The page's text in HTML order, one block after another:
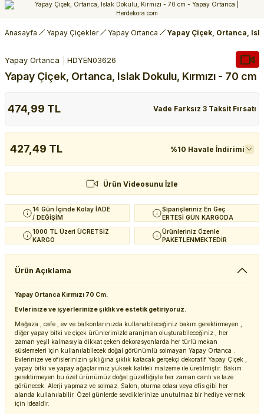
Anasayfa Yapay Çiçekler Yapay Ortanca Yapay Çiçek, Ortanca,
Yapay Ortanca HDYEN03626
Yapay Çiçek, Ortanca, Islak Dokulu, Kırmızı - 70 cm
474,99 TL Vade Farksız 3 Taksit Fırsatı
427,49 TL %10 Havale İndirimi
Ürün Videosunu İzle
14 Gün İçinde Kolay İADE
/ DEĞİŞİM
Siparişleriniz En Geç
ERTESİ GÜN KARGODA
1000 TL Üzeri ÜCRETSİZ
KARGO
Ürünleriniz Özenle
PAKETLENMEKTEDİR
Ürün Açıklama
Yapay Ortanca Kırmızı 70 Cm.
Evlerinize ve işyerlerinize şıklık ve estetik getiriyoruz.
Mağaza , cafe , ev ve balkonlarınızda kullanabileceğiniz bakım gerektirmeyen ,
diğer yapay bitki ve çiçek ürünlerimizle aranjman oluşturabileceğiniz , her
zaman yeşil kalmasıyla dikkat çeken dekorasyonlarda her türlü mekan
süslemeleri için kullanılabilecek doğal görünümlü solmayan Yapay Ortanca .
Evlerinize ve ofislerinizin şıklığına şıklık katacak gerçekçi dekoratif Yapay Çiçek ,
yapay bitki ve yapay ağaçlarımız yüksek kaliteli malzeme ile üretilmiştir. Bakım
gerektirmeyen bu özel ürünümüz doğal güzelliğiyle her zaman canlı ve taze
görünecek. Alerji yapmaz ve solmaz. Salon, oturma odası veya ofis gibi her
alanda kullanılabilir. Özel günlerde sevdiklerinize unutulmaz bir hediye vermek
için idealdir.